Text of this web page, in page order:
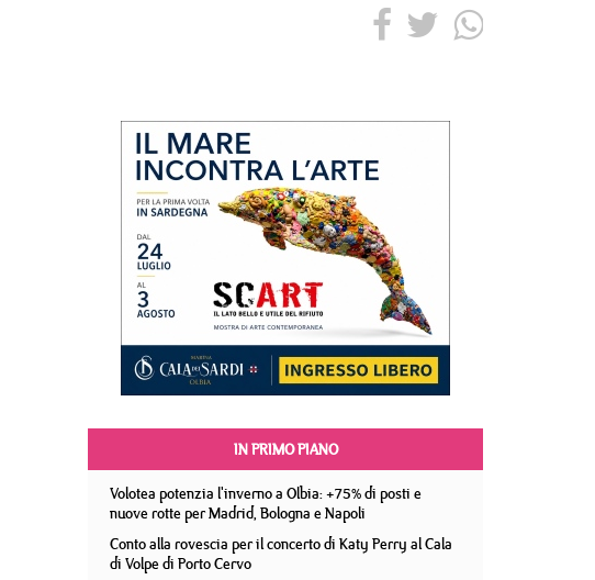
IN PRIMO PIANO
Volotea potenzia l'inverno a Olbia: +75% di posti e
nuove rotte per Madrid, Bologna e Napoli
Conto alla rovescia per il concerto di Katy Perry al Cala
di Volpe di Porto Cervo